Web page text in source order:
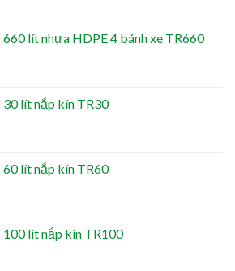
660 lít nhựa HDPE 4 bánh xe TR660
30 lít nắp kín TR30
60 lít nắp kín TR60
100 lít nắp kín TR100